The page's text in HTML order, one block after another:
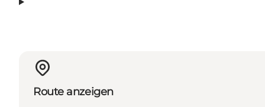
Route anzeigen